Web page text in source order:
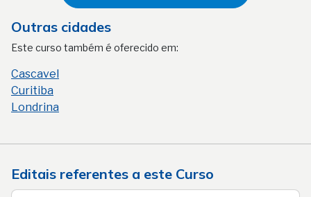
Outras cidades
Este curso também é oferecido em:
Cascavel
Curitiba
Londrina
Editais referentes a este Curso